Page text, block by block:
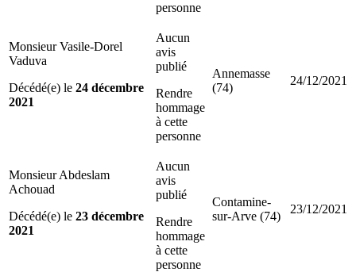
personne
Monsieur Vasile-Dorel
Vaduva
Décédé(e) le 24 décembre
2021
Aucun
avis
publié
Rendre
hommage
à cette
personne
Annemasse
(74)
24/12/2021
Monsieur Abdeslam
Achouad
Décédé(e) le 23 décembre
2021
Aucun
avis
publié
Rendre
hommage
à cette
personne
Contamine-
sur-Arve (74)
23/12/2021